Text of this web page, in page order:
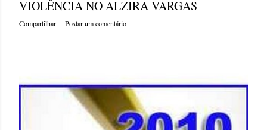
VIOLÊNCIA NO ALZIRA VARGAS
Compartilhar Postar um comentário